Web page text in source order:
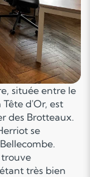
située entre le
d'Or, est
des Brotteaux.
se
trouve
très bien